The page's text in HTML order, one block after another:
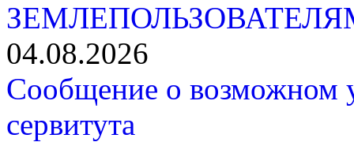
04.08.2026
Сообщение о возможном
сервитута